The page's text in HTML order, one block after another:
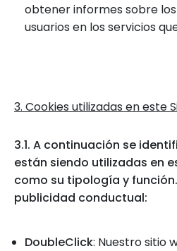
obtener informes sobre
usuarios en los servicios
3. Cookies utilizadas en este
3.1. A continuación se
están siendo utilizadas en
como su tipología y
publicidad conductual:
DoubleClick: Nuestro sitio